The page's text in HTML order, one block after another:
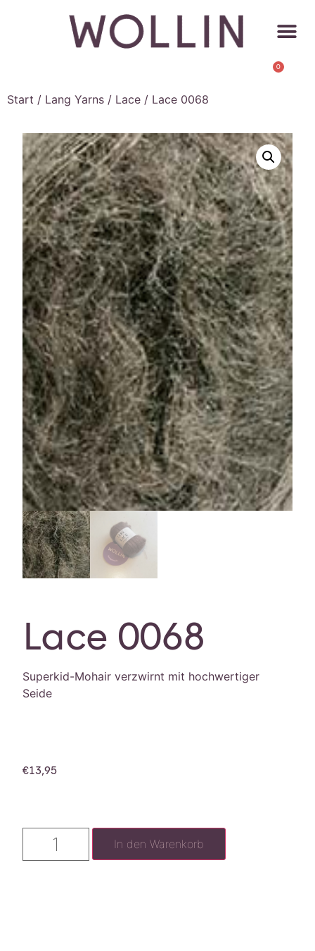
0
Start / Lang Yarns / Lace / Lace 0068
Lace 0068
Superkid-Mohair verzwirnt mit hochwertiger
Seide
€13,95
In den Warenkorb